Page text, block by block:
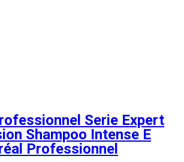
Serie Expert
Shampoo Intense E
Professionnel